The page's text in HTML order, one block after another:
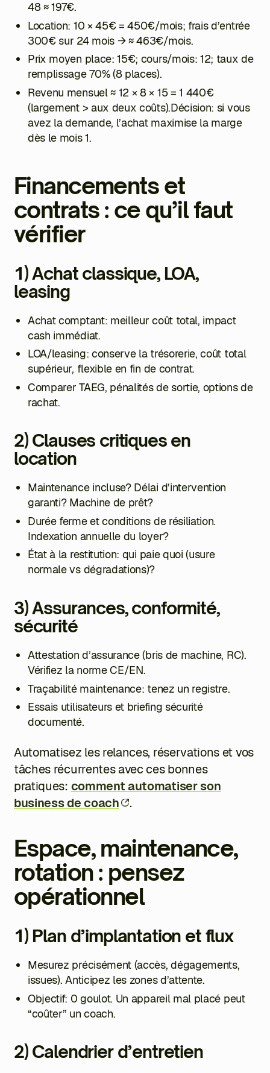
48≈ 197€.
Location: 10 × 45€ = 450€/mois; frais d’entrée
300€ sur 24 mois → ≈ 463€/mois.
Prix moyen place: 15€; cours/mois: 12; taux de
remplissage 70% (8 places).
Revenu mensuel ≈ 12 × 8 × 15 = 1 440€
(largement > aux deux coûts).Décision: si vous
avez la demande, l’achat maximise la marge
dès le mois 1.
Financements et
contrats : ce qu’il faut
vérifier
1) Achat classique, LOA,
leasing
Achat comptant: meilleur coût total, impact
cash immédiat.
LOA/leasing: conserve la trésorerie, coût total
supérieur, flexible en fin de contrat.
Comparer TAEG, pénalités de sortie, options de
rachat.
2) Clauses critiques en
location
Maintenance incluse? Délai d’intervention
garanti? Machine de prêt?
Durée ferme et conditions de résiliation.
Indexation annuelle du loyer?
État à la restitution: qui paie quoi (usure
normale vs dégradations)?
3) Assurances, conformité,
sécurité
Attestation d’assurance (bris de machine, RC).
Vérifiez la norme CE/EN.
Traçabilité maintenance: tenez un registre.
Essais utilisateurs et briefing sécurité
documenté.
Automatisez les relances, réservations et vos
tâches récurrentes avec ces bonnes
pratiques: comment automatiser son
business de coach
.
Espace, maintenance,
rotation : pensez
opérationnel
1) Plan d’implantation et flux
Mesurez précisément (accès, dégagements,
issues). Anticipez les zones d’attente.
Objectif: 0 goulot. Un appareil mal placé peut
“coûter” un coach.
2) Calendrier d’entretien